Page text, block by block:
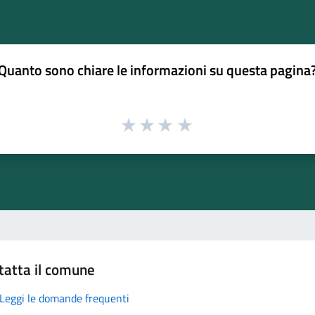
sono chiare le informazioni su questa
il comune
Leggi le domande frequenti